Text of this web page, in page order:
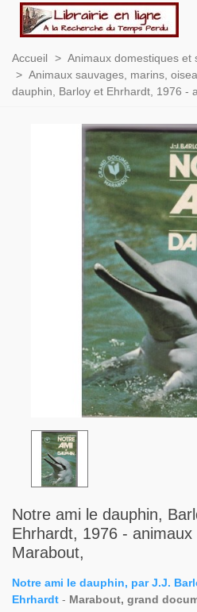
Accueil > Animaux domestiques et
> Animaux sauvages, marins,
dauphin, Barloy et Ehrhardt, 1976 -
Notre ami le dauphin,
Ehrhardt, 1976 - animaux
Marabout,
Notre ami le dauphin, par J.J.
Ehrhardt - Marabout, grand